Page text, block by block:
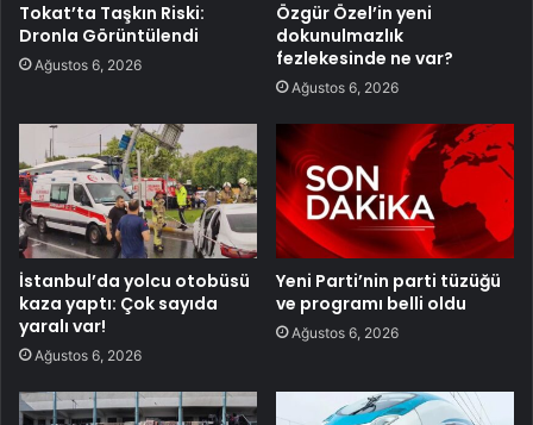
Tokat’ta Taşkın Riski:
Dronla Görüntülendi
Ağustos 6, 2026
Özgür Özel’in yeni
dokunulmazlık
fezlekesinde ne var?
Ağustos 6, 2026
İstanbul’da yolcu otobüsü
kaza yaptı: Çok sayıda
yaralı var!
Ağustos 6, 2026
Yeni Parti’nin parti tüzüğü
ve programı belli oldu
Ağustos 6, 2026